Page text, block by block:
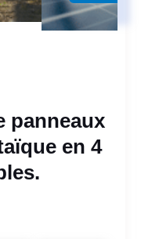
panneaux
en 4